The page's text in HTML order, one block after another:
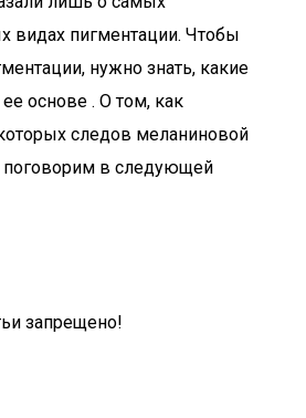
видах пигментации. Чтобы
нужно знать, какие
основе . О том, как
следов меланиновой
в следующей
запрещено!